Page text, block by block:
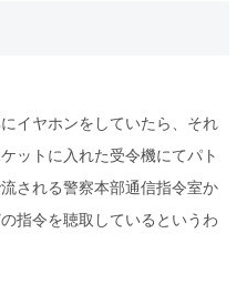
イヤホンをしていたら、それ
ットに入れた受令機にてパト
流される警察本部通信指令室か
指令を聴取しているというわ